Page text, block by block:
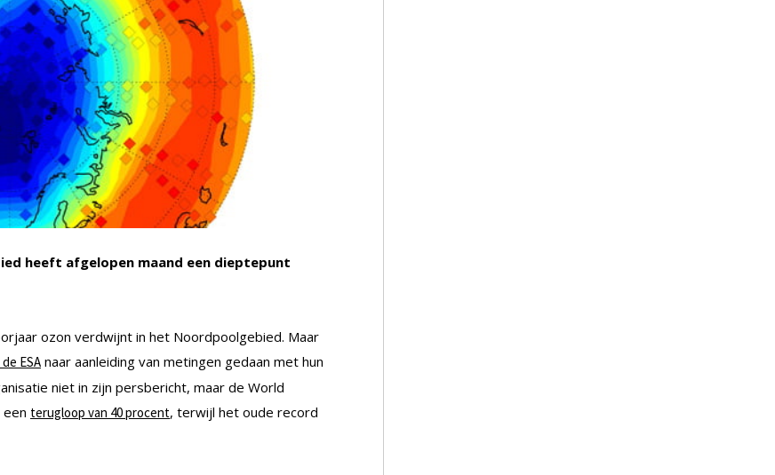
heeft afgelopen maand een dieptepunt
ozon verdwijnt in het Noordpoolgebied. Maar
ESA naar aanleiding van metingen gedaan met hun
niet in zijn persbericht, maar de World
terugloop van 40 procent, terwijl het oude record